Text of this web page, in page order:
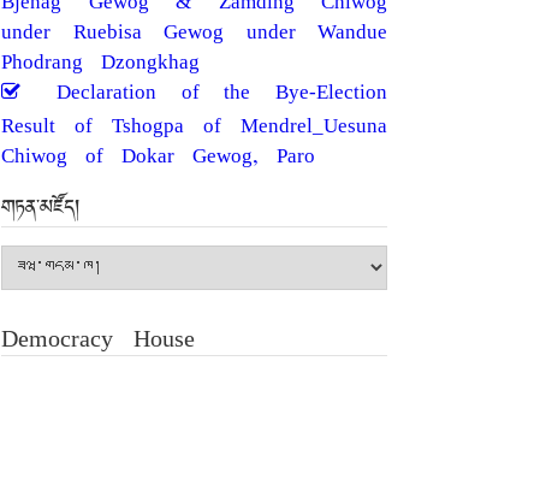
under Ruebisa Gewog under Wandue
Phodrang Dzongkhag
Declaration of the Bye-Election
Result of Tshogpa of Mendrel_Uesuna
Chiwog of Dokar Gewog, Paro
གཏན་མཛོད།
Democracy House